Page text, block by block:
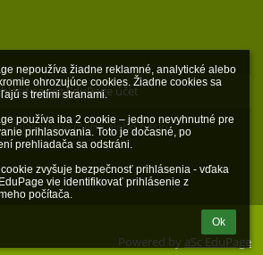
nepoužíva žiadne reklamné, analytické alebo
ohrozujúce cookies. Žiadne cookies sa
s tretími stranami.
používa iba 2 cookie – jedno nevyhnutné pre
prihlasovania. Toto je dočasné, po
prehliadača sa odstráni.
cookie zvyšuje bezpečnosť prihlásenia - vďaka
vie identifikovať prihlásenie z
počítača.
Ok
sa cez EduPage účet
meno alebo heslo
Powered by aSc EduPage